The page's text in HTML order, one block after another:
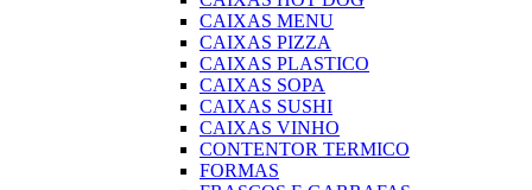
CAIXAS MENU
CAIXAS PIZZA
CAIXAS PLASTICO
CAIXAS SOPA
CAIXAS SUSHI
CAIXAS VINHO
CONTENTOR TERMICO
FORMAS